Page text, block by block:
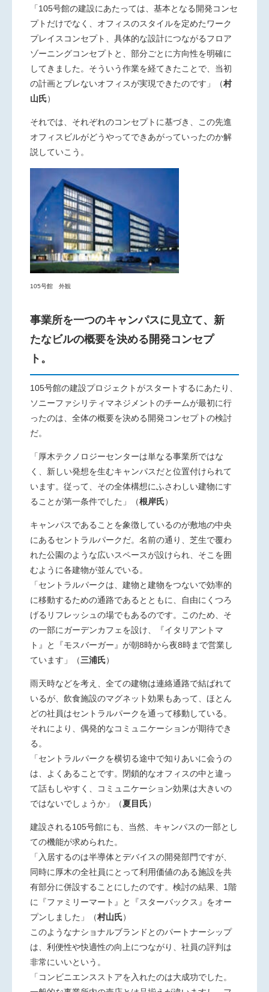
「105号館の建設にあたっては、基本となる開発コンセ
プトだけでなく、オフィスのスタイルを定めたワーク
プレイスコンセプト、具体的な設計につながるフロア
ゾーニングコンセプトと、部分ごとに方向性を明確に
してきました。そういう作業を経てきたことで、当初
の計画とブレないオフィスが実現できたのです」
（村
山氏）
それでは、それぞれのコンセプトに基づき、この先進
オフィスビルがどうやってできあがっていったのか解
説していこう。
105号館 外観
事業所を一つのキャンパスに見立て、新
たなビルの概要を決める開発コンセプ
ト。
105号館の建設プロジェクトがスタートするにあたり、
ソニーファシリティマネジメントのチームが最初に行
ったのは、全体の概要を決める開発コンセプトの検討
だ。
「厚木テクノロジーセンターは単なる事業所ではな
く、新しい発想を生むキャンパスだと位置付けられて
います。従って、その全体構想にふさわしい建物にす
ることが第一条件でした」
（根岸氏）
キャンパスであることを象徴しているのが敷地の中央
にあるセントラルパークだ。名前の通り、芝生で覆わ
れた公園のような広いスペースが設けられ、そこを囲
むように各建物が並んでいる。
「セントラルパークは、建物と建物をつないで効率的
に移動するための通路であるとともに、自由にくつろ
げるリフレッシュの場でもあるのです。このため、そ
の一部にガーデンカフェを設け、『イタリアントマ
ト』と『モスバーガー』が朝8時から夜8時まで営業し
ています」
（三浦氏）
雨天時などを考え、全ての建物は連絡通路で結ばれて
いるが、飲食施設のマグネット効果もあって、ほとん
どの社員はセントラルパークを通って移動している。
それにより、偶発的なコミュニケーションが期待でき
る。
「セントラルパークを横切る途中で知りあいに会うの
は、よくあることです。閉鎖的なオフィスの中と違っ
て話もしやすく、コミュニケーション効果は大きいの
ではないでしょうか」
（夏目氏）
建設される105号館にも、当然、キャンパスの一部とし
ての機能が求められた。
「入居するのは半導体とデバイスの開発部門ですが、
同時に厚木の全社員にとって利用価値のある施設を共
有部分に併設することにしたのです。検討の結果、1階
に『ファミリーマート』と『スターバックス』をオー
プンしました」
（村山氏）
このようなナショナルブランドとのパートナーシップ
は、利便性や快適性の向上につながり、社員の評判は
非常にいいという。
「コンビニエンスストアを入れたのは大成功でした。